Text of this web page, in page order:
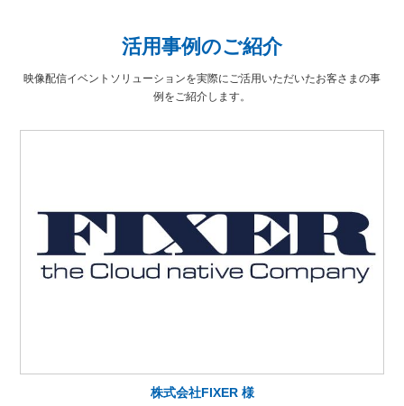
活用事例のご紹介
映像配信イベントソリューションを実際にご活用いただいたお客さまの事
例をご紹介します。
株式会社FIXER 様